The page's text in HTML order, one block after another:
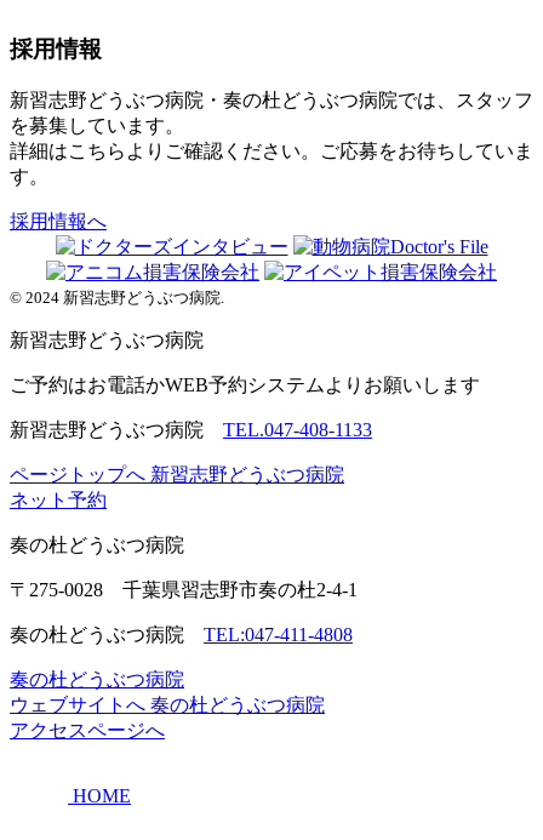
採用情報
新習志野どうぶつ病院・奏の杜どうぶつ病院では、スタッフ
を募集しています。
詳細はこちらよりご確認ください。ご応募をお待ちしていま
す。
採用情報へ
© 2024 新習志野どうぶつ病院.
新習志野どうぶつ病院
ご予約はお電話かWEB予約システムよりお願いします
新習志野どうぶつ病院 TEL.047-408-1133
ページトップへ 新習志野どうぶつ病院
ネット予約
奏の杜どうぶつ病院
〒275-0028 千葉県習志野市奏の杜2-4-1
奏の杜どうぶつ病院 TEL:047-411-4808
奏の杜どうぶつ病院
ウェブサイトへ 奏の杜どうぶつ病院
アクセスページへ
HOME